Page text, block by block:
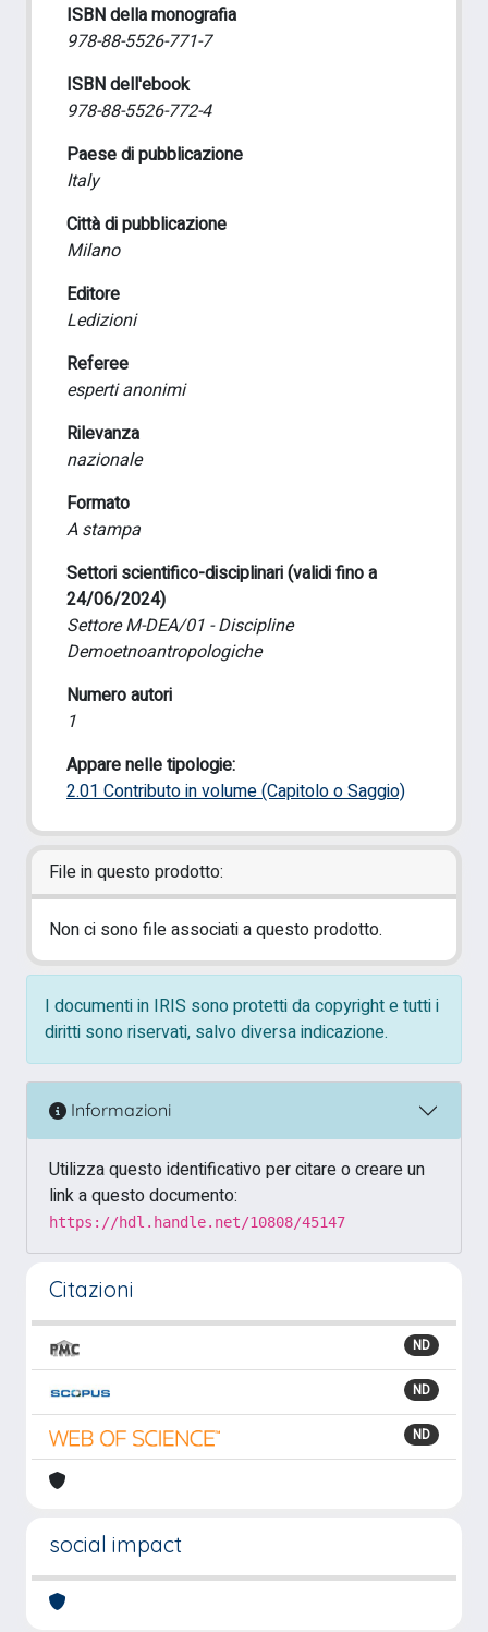
ISBN della monografia
978-88-5526-771-7
ISBN dell'ebook
978-88-5526-772-4
Paese di pubblicazione
Italy
Città di pubblicazione
Milano
Editore
Ledizioni
Referee
esperti anonimi
Rilevanza
nazionale
Formato
A stampa
Settori scientifico-disciplinari (validi fino a
24/06/2024)
Settore M-DEA/01 - Discipline
Demoetnoantropologiche
Numero autori
1
Appare nelle tipologie:
2.01 Contributo in volume (Capitolo o Saggio)
File in questo prodotto:
Non ci sono file associati a questo prodotto.
I documenti in IRIS sono protetti da copyright e tutti i
diritti sono riservati, salvo diversa indicazione.
Informazioni
Utilizza questo identificativo per citare o creare un
link a questo documento:
https://hdl.handle.net/10808/45147
Citazioni
ND
ND
ND
social impact